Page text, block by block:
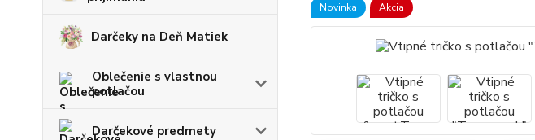
Darčeky na Deň Matiek
Oblečenie s vlastnou
potlačou
Darčekové predmety
Novinka Akcia